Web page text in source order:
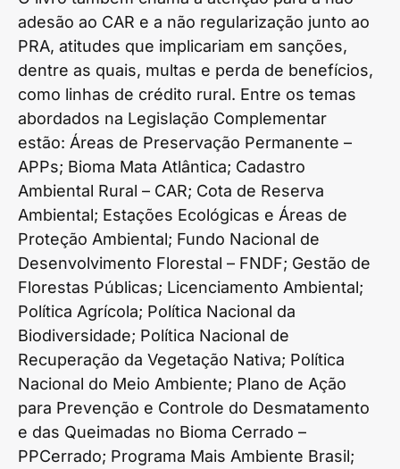
adesão ao CAR e a não regularização junto ao
PRA, atitudes que implicariam em sanções,
dentre as quais, multas e perda de benefícios,
como linhas de crédito rural. Entre os temas
abordados na Legislação Complementar
estão: Áreas de Preservação Permanente –
APPs; Bioma Mata Atlântica; Cadastro
Ambiental Rural – CAR; Cota de Reserva
Ambiental; Estações Ecológicas e Áreas de
Proteção Ambiental; Fundo Nacional de
Desenvolvimento Florestal – FNDF; Gestão de
Florestas Públicas; Licenciamento Ambiental;
Política Agrícola; Política Nacional da
Biodiversidade; Política Nacional de
Recuperação da Vegetação Nativa; Política
Nacional do Meio Ambiente; Plano de Ação
para Prevenção e Controle do Desmatamento
e das Queimadas no Bioma Cerrado –
PPCerrado; Programa Mais Ambiente Brasil;